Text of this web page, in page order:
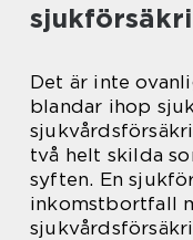
Det är inte
blandar ihop
två helt skilda
syften. En
inkomstbortfall